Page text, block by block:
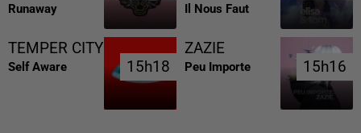
Runaway Il Nous Faut
TEMPER CITY
Self Aware 15h18
15h18
ZAZIE
Peu Importe 15h16
15h16